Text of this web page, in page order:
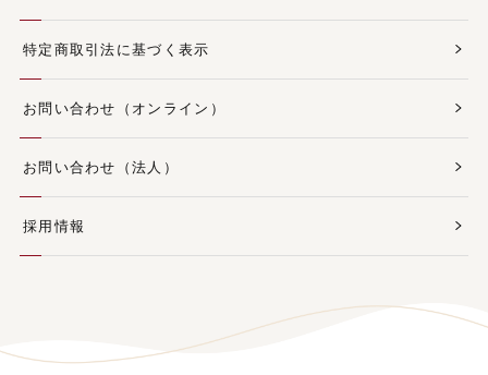
特定商取引法に基づく表示
お問い合わせ（オンライン）
お問い合わせ（法人）
採用情報